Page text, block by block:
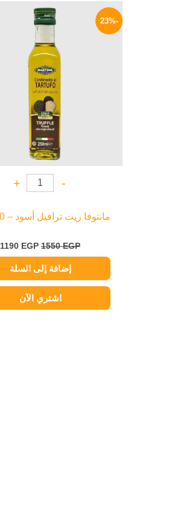
-23%
-
+
مانتوفا زيت ترافيل أسود – 250 ملي
1550EGP
السعر
الأصلي
هو:
1190 EGP
إضافة إلى السلة
اشتري الآن